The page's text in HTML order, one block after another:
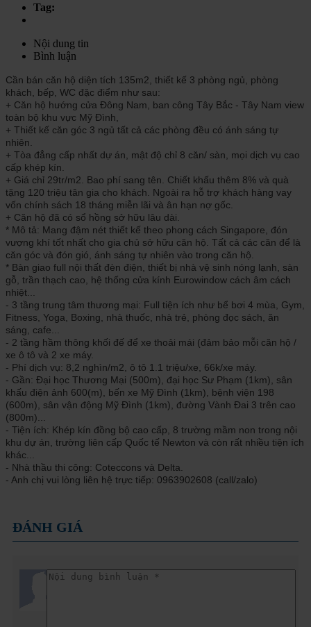
Tag:
Nội dung tin
Bình luận
Cần bán căn hộ diện tích 135m2, thiết kế 3 phòng ngủ, phòng
khách, bếp, WC đặc điểm như sau:
+ Căn hộ hướng cửa Đông Nam, ban công Tây Bắc - Tây Nam view
toàn bộ khu vực Mỹ Đình,
+ Thiết kế căn góc 3 ngủ tất cả các phòng đều có ánh sáng tự
nhiên.
+ Tòa đẳng cấp nhất dự án, mật độ chỉ 8 căn/ sàn, mọi dịch vụ cao
cấp khép kín.
+ Giá chỉ 29tr/m2. Bao phí sang tên. Chiết khấu thêm 8% và quà
tặng 120 triệu tân gia cho khách. Ngoài ra hỗ trợ khách hàng vay
vốn chính sách 18 tháng miễn lãi và ân hạn nợ gốc.
+ Căn hộ đã có sổ hồng sở hữu lâu dài.
* Mô tả: Mang đậm nét thiết kế theo phong cách Singapore, đón
vượng khí tốt nhất cho gia chủ sở hữu căn hộ. Tất cả các căn để là
căn góc và đón gió, ánh sáng tự nhiên vào trong căn hộ.
* Bàn giao full nội thất đèn điện, thiết bị nhà vệ sinh nóng lạnh, sàn
gỗ, trần thạch cao, hệ thống cửa kính Eurowindow cách âm cách
nhiệt...
- 3 tầng trung tâm thương mại: Full tiện ích như bể bơi 4 mùa, Gym,
Fitness, Yoga, Boxing, nhà thuốc, nhà trẻ, phòng đọc sách, ăn
sáng, cafe...
- 2 tầng hầm thông khối đế để xe thoải mái (đảm bảo mỗi căn hộ /
xe ô tô và 2 xe máy.
- Phí dịch vụ: 8,2 nghìn/m2, ô tô 1.1 triệu/xe, 66k/xe máy.
- Gần: Đại học Thương Mại (500m), đại học Sư Phạm (1km), sân
khấu điện ảnh 600(m), bến xe Mỹ Đình (1km), bệnh viện 198
(600m), sân vận động Mỹ Đình (1km), đường Vành Đai 3 trên cao
(800m)...
- Tiện ích: Khép kín đồng bộ cao cấp, 8 trường mầm non trong nội
khu dự án, trường liên cấp Quốc tế Newton và còn rất nhiều tiện ích
khác...
- Nhà thầu thi công: Coteccons và Delta.
- Anh chị vui lòng liên hệ trực tiếp: 0963902608 (call/zalo)
ĐÁNH GIÁ